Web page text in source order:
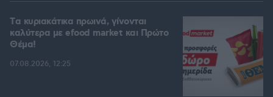
Tα κυριακάτικα πρωινά, γίνονται
καλύτερα με efood market και Πρώτο
Θέμα!
07.08.2026, 12:25